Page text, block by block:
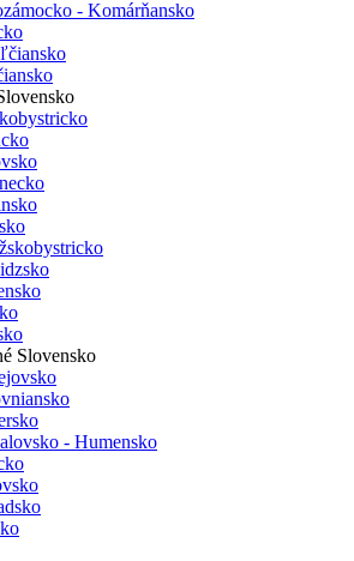
- Komárňansko
Slovensko
- Humensko